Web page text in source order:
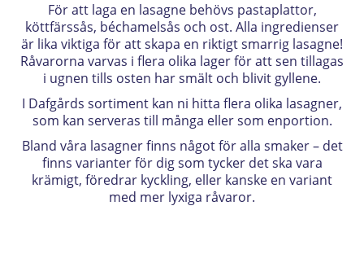
För att laga en lasagne behövs pastaplattor,
köttfärssås, béchamelsås och ost. Alla ingredienser
är lika viktiga för att skapa en riktigt smarrig lasagne!
Råvarorna varvas i flera olika lager för att sen tillagas
i ugnen tills osten har smält och blivit gyllene.
I Dafgårds sortiment kan ni hitta flera olika lasagner,
som kan serveras till många eller som enportion.
Bland våra lasagner finns något för alla smaker – det
finns varianter för dig som tycker det ska vara
krämigt, föredrar kyckling, eller kanske en variant
med mer lyxiga råvaror.